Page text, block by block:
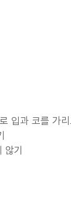
입과 코를 가리
기